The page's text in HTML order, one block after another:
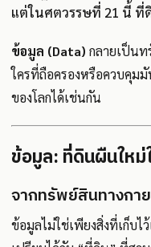
แต่ในศตวรรษที่ 21 นี้
ข้อมูล (Data) กลายเป็น
ใครที่ถือครองหรือควบคุม
ของโลกได้เช่นกัน
ข้อมูล: ที่ดินผืนใหม่
จากทรัพย์สินทางก
ข้อมูลไม่ใช่เพียงสิ่งที่เก็บ